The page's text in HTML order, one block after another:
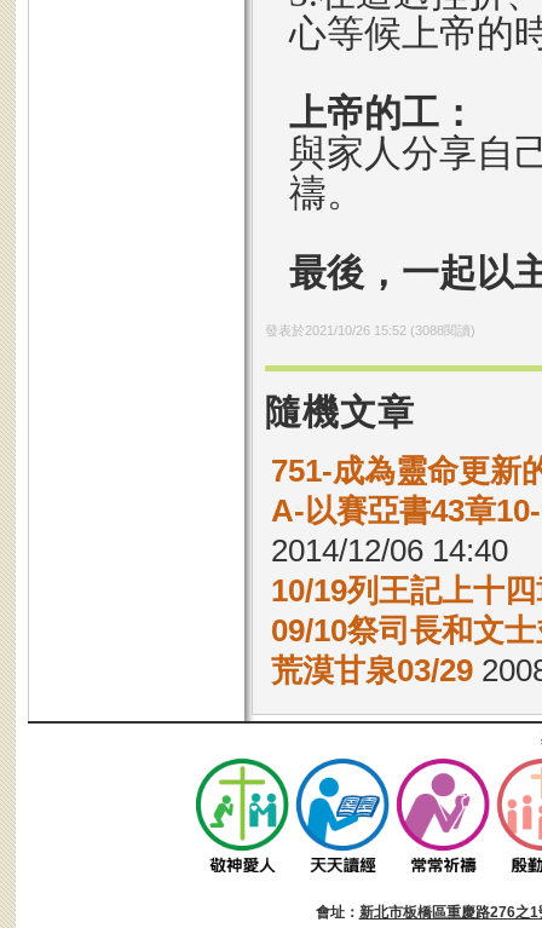
心等候上帝的
上帝的工：
與家人分享自
禱。
最後，一起以
發表於2021/10/26 15:52 (3088閱讀)
隨機文章
751-成為靈命更新
A-以賽亞書43章
2014/12/06 14:40
10/19列王記上十
09/10祭司長和文
荒漠甘泉03/29
會址： 新北市板橋區重慶路276之1